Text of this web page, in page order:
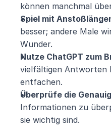
können manchmal
Spiel mit
besser; andere Male
Wunder.
Nutze ChatGPT zum
vielfältigen Antworten
entfachen.
Überprüfe die
Informationen zu
sie wichtig sind.